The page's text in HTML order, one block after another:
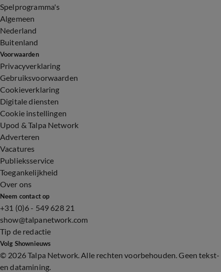
Spelprogramma's
Algemeen
Nederland
Buitenland
Voorwaarden
Privacyverklaring
Gebruiksvoorwaarden
Cookieverklaring
Digitale diensten
Cookie instellingen
Upod & Talpa Network
Adverteren
Vacatures
Publieksservice
Toegankelijkheid
Over ons
Neem contact op
+31 (0)6 - 549 628 21
show@talpanetwork.com
Tip de redactie
Volg Shownieuws
© 2026 Talpa Network. Alle rechten voorbehouden. Geen tekst-
en datamining.